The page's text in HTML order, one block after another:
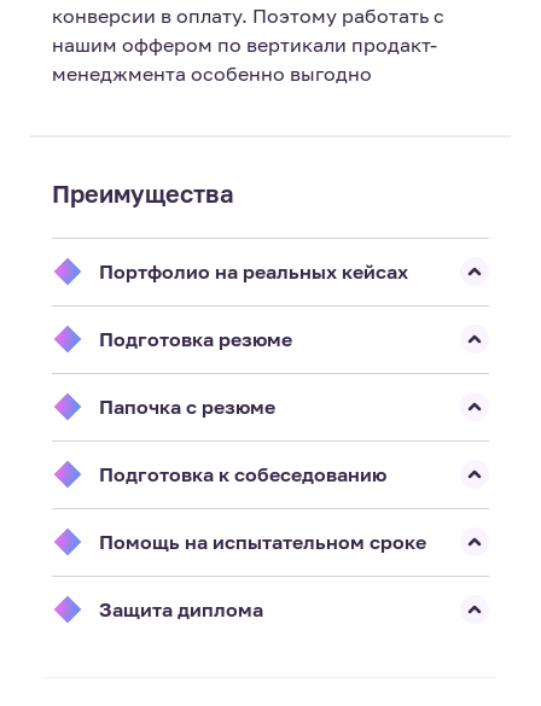
конверсии в оплату. Поэтому работать с
нашим оффером по вертикали продакт-
менеджмента особенно выгодно
Преимущества
Портфолио на реальных кейсах
Подготовка резюме
Папочка с резюме
Подготовка к собеседованию
Помощь на испытательном сроке
Защита диплома